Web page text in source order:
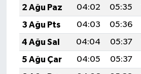
2 Ağu Paz
04:02 05:35
3 Ağu Pts
04:03 05:36
4 Ağu Sal
04:04 05:37
5 Ağu Çar
04:05 05:37
Siyaset
Spor